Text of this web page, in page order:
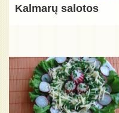
Kalmarų salotos